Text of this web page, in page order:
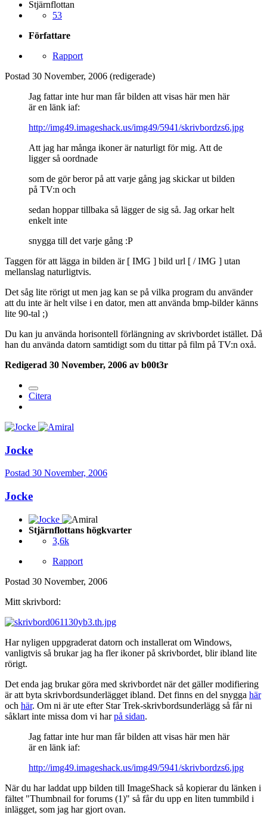
Stjärnflottan
53
Författare
Rapport
Postad 30 November, 2006 (redigerade)
Jag fattar inte hur man får bilden att visas här men här
är en länk iaf:
http://img49.imageshack.us/img49/5941/skrivbordzs6.jpg
Att jag har många ikoner är naturligt för mig. Att de
ligger så oordnade
som de gör beror på att varje gång jag skickar ut bilden
på TV:n och
sedan hoppar tillbaka så lägger de sig så. Jag orkar helt
enkelt inte
snygga till det varje gång :P
Taggen för att lägga in bilden är [ IMG ] bild url [ / IMG ] utan
mellanslag naturligtvis.
Det såg lite rörigt ut men jag kan se på vilka program du använder
att du inte är helt vilse i en dator, men att använda bmp-bilder känns
lite 90-tal ;)
Du kan ju använda horisontell förlängning av skrivbordet istället. Då
han du använda datorn samtidigt som du tittar på film på TV:n oxå.
Redigerad 30 November, 2006 av b00t3r
Citera
Jocke
Postad 30 November, 2006
Jocke
Stjärnflottans högkvarter
3,6k
Rapport
Postad 30 November, 2006
Mitt skrivbord:
Har nyligen uppgraderat datorn och installerat om Windows,
vanligtvis så brukar jag ha fler ikoner på skrivbordet, blir ibland lite
rörigt.
Det enda jag brukar göra med skrivbordet när det gäller modifiering
är att byta skrivbordsunderlägget ibland. Det finns en del snygga här
och här. Om ni är ute efter Star Trek-skrivbordsunderlägg så får ni
såklart inte missa dom vi harpå sidan.
Jag fattar inte hur man får bilden att visas här men här
är en länk iaf:
http://img49.imageshack.us/img49/5941/skrivbordzs6.jpg
När du har laddat upp bilden till ImageShack så kopierar du länken i
fältet "Thumbnail for forums (1)" så får du upp en liten tummbild i
inlägget, som jag har gjort ovan.